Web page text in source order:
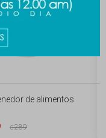
de alimentos
$289